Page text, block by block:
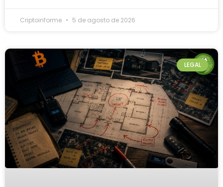
Criptoinforme 5 de agosto de 2026
LEGAL